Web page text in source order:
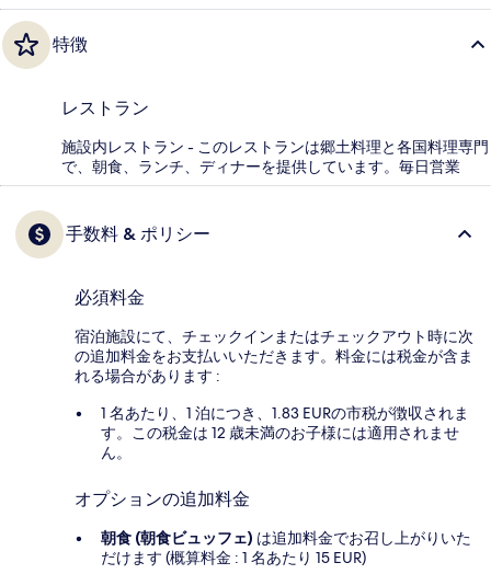
特徴
レストラン
施設内レストラン - このレストランは郷土料理と各国料理専門
で、朝食、ランチ、ディナーを提供しています。毎日営業
手数料 & ポリシー
必須料金
宿泊施設にて、チェックインまたはチェックアウト時に次
の追加料金をお支払いいただきます。料金には税金が含ま
れる場合があります :
1 名あたり、1 泊につき、1.83 EURの市税が徴収されま
す。この税金は 12 歳未満のお子様には適用されませ
ん。
オプションの追加料金
朝食 (朝食ビュッフェ) は追加料金でお召し上がりいた
だけます (概算料金 : 1 名あたり 15 EUR)